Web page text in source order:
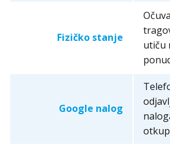
Fizičko stanje
utiču
Google nalog